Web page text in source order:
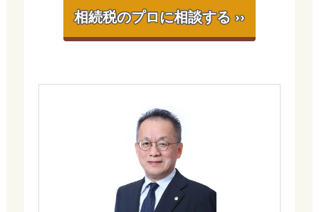
相続税のプロに相談する ››